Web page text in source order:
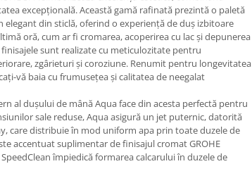
excepțională. Această gamă rafinată prezintă o paletă
elegant din sticlă, oferind o experiență de duș izbitoare
oră, cum ar fi cromarea, acoperirea cu lac și depunerea
sunt realizate cu meticulozitate pentru
zgârieturi și coroziune. Renumit pentru longevitatea
vă baia cu frumusețea și calitatea de neegalat
al dușului de mână Aqua face din acesta perfectă pentru
sale reduse, Aqua asigură un jet puternic, datorită
care distribuie în mod uniform apa prin toate duzele de
accentuat suplimentar de finisajul cromat GROHE
împiedică formarea calcarului în duzele de